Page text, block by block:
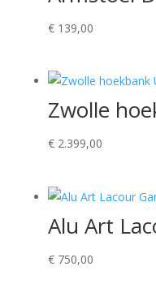
€139,00
Zwolle
€2.399,00
Alu Art
€750,00